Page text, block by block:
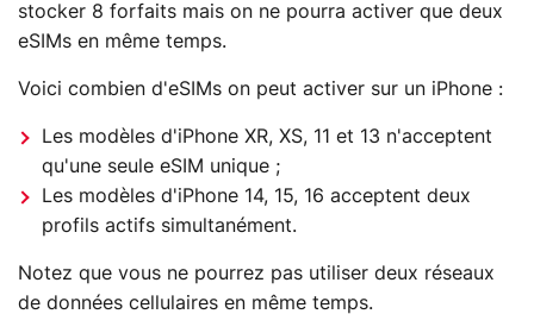
stocker 8 forfaits mais on ne pourra activer que deux
eSIMs en même temps.
Voici combien d'eSIMs on peut activer sur un iPhone :
Les modèles d'iPhone XR, XS, 11 et 13 n'acceptent
qu'une seule eSIM unique ;
Les modèles d'iPhone 14, 15, 16 acceptent deux
profils actifs simultanément.
Notez que vous ne pourrez pas utiliser deux réseaux
de données cellulaires en même temps.